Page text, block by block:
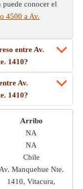
puede conocer el
4500 a Av.
entre Av.
1410?
Av.
1410?
Arribo
NA
NA
Chile
Av. Manquehue Nte.
1410, Vitacura,